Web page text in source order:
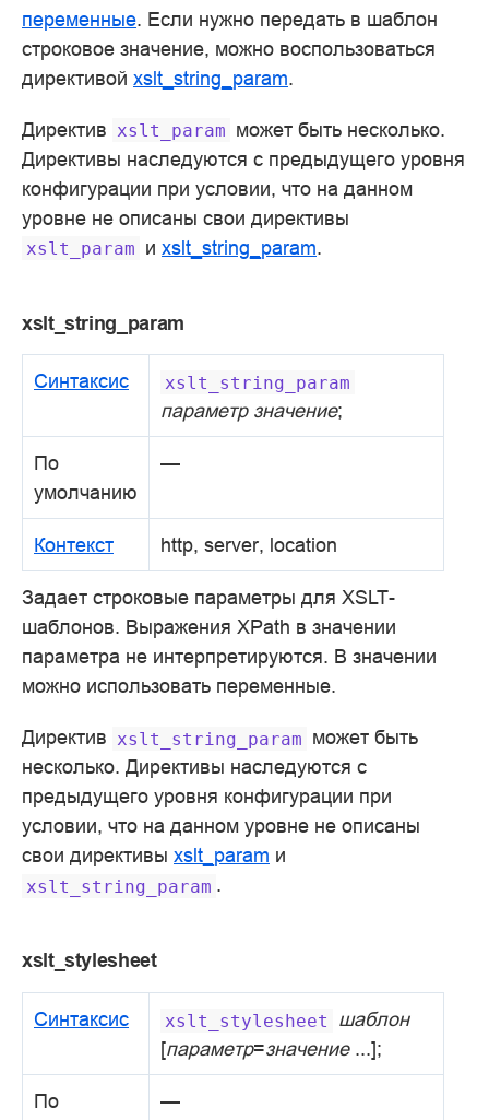
переменные. Если нужно передать в шаблон
строковое значение, можно воспользоваться
директивой xslt_string_param.
Директив xslt_param может быть несколько.
Директивы наследуются с предыдущего уровня
конфигурации при условии, что на данном
уровне не описаны свои директивы
xslt_param и xslt_string_param.
xslt_string_param
Синтаксис xslt_string_param
параметр значение;
По
умолчанию
—
Контекст http, server, location
Задает строковые параметры для XSLT-
шаблонов. Выражения XPath в значении
параметра не интерпретируются. В значении
можно использовать переменные.
Директив xslt_string_param может быть
несколько. Директивы наследуются с
предыдущего уровня конфигурации при
условии, что на данном уровне не описаны
свои директивы xslt_param и
xslt_string_param .
xslt_stylesheet
Синтаксис xslt_stylesheet
шаблон
[параметр=значение...];
По
—